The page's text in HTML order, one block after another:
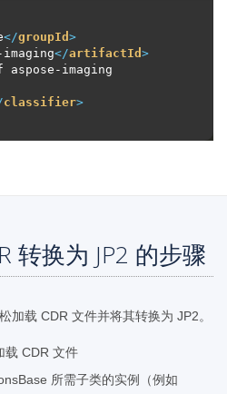
</groupId >
imaging</artifactId >
imaging
classifier>
转换为 JP2 的步骤
加载 CDR 文件并将其转换为 JP2。
载 CDR 文件
所需子类的实例（例如